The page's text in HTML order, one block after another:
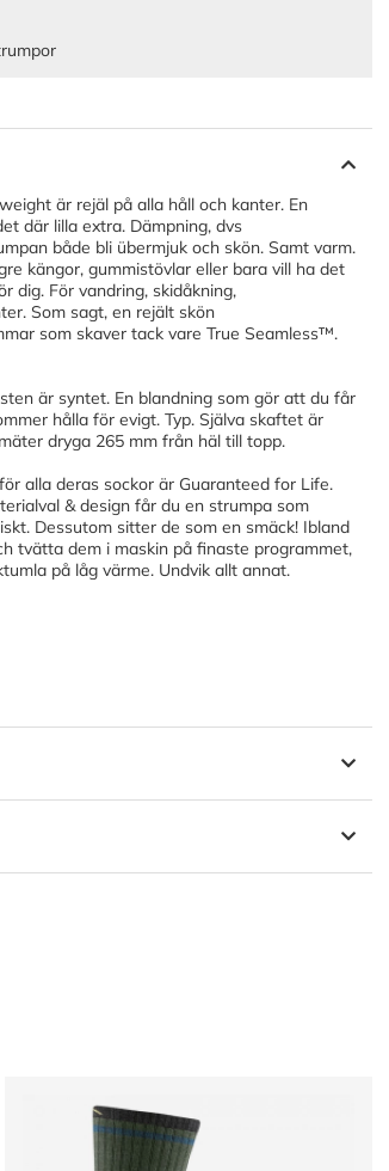
är rejäl på alla håll och kanter. En
där lilla extra. Dämpning, dvs
både bli übermjuk och skön. Samt varm.
kängor, gummistövlar eller bara vill ha det
dig. För vandring, skidåkning,
Som sagt, en rejält skön
som skaver tack vare True Seamless™.
är syntet. En blandning som gör att du får
hålla för evigt. Typ. Själva skaftet är
dryga 265 mm från häl till topp.
alla deras sockor är Guaranteed for Life.
& design får du en strumpa som
Dessutom sitter de som en smäck! Ibland
tvätta dem i maskin på finaste programmet,
på låg värme. Undvik allt annat.